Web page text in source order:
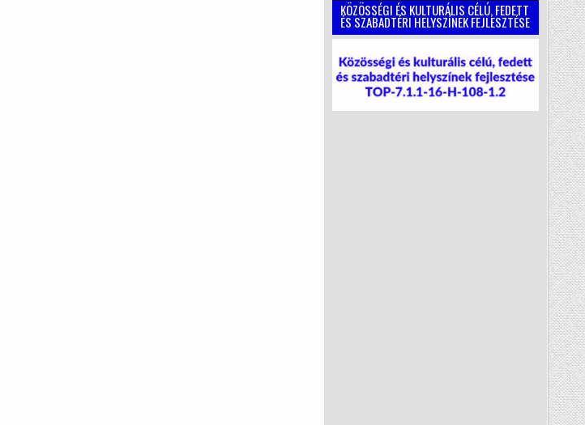
KÖZÖSSÉGI ÉS KULTURÁLIS CÉLÚ, FEDETT
ÉS SZABADTÉRI HELYSZÍNEK FEJLESZTÉSE